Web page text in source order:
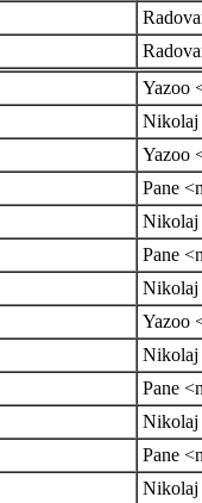
Yazoo
Nikolaj
Yazoo
Pane
Nikolaj
Pane
Nikolaj
Yazoo
Nikolaj
Pane
Nikolaj
Pane
Nikolaj